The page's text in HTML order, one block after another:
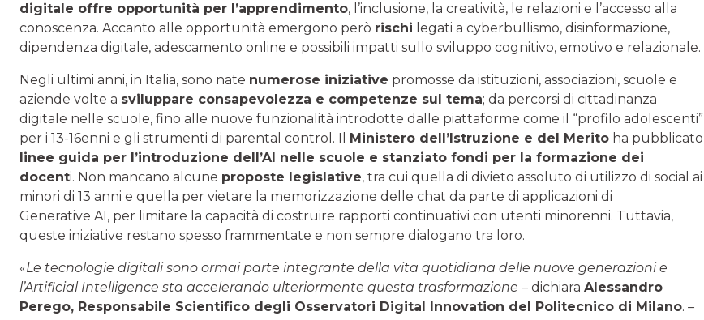
digitale offre opportunità per l’apprendimento, l’inclusione, la creatività, le relazioni e l’accesso alla
conoscenza. Accanto alle opportunità emergono però rischi legati a cyberbullismo, disinformazione,
dipendenza digitale, adescamento online e possibili impatti sullo sviluppo cognitivo, emotivo e relazionale.
Negli ultimi anni, in Italia, sono nate numerose iniziative promosse da istituzioni, associazioni, scuole e
aziende volte a sviluppare consapevolezza e competenze sul tema; da percorsi di cittadinanza
digitale nelle scuole, fino alle nuove funzionalità introdotte dalle piattaforme come il “profilo adolescenti”
per i 13-16enni e gli strumenti di parental control. Il Ministero dell’Istruzione e del Merito ha pubblicato
linee guida per l’introduzione dell’AI nelle scuole e stanziato fondi per la formazione dei
docenti. Non mancano alcune proposte legislative, tra cui quella di divieto assoluto di utilizzo di social ai
minori di 13 anni e quella per vietare la memorizzazione delle chat da parte di applicazioni di
Generative AI, per limitare la capacità di costruire rapporti continuativi con utenti minorenni. Tuttavia,
queste iniziative restano spesso frammentate e non sempre dialogano tra loro.
«Le tecnologie digitali sono ormai parte integrante della vita quotidiana delle nuove generazioni e
l’Artificial Intelligence sta accelerando ulteriormente questa trasformazione – dichiara Alessandro
Perego, Responsabile Scientifico degli Osservatori Digital Innovation del Politecnico di Milano. –